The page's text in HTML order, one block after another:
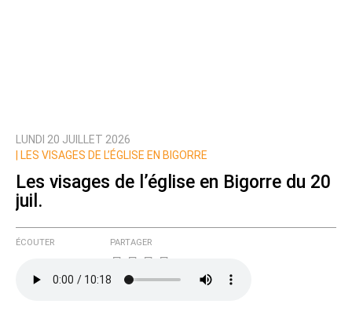
Prévenez-moi de tous les nouveaux commentaires
LUNDI 20 JUILLET 2026
LES VISAGES DE L’ÉGLISE EN BIGORRE
Les visages de l’église en Bigorre du 20
juil.
ÉCOUTER PARTAGER